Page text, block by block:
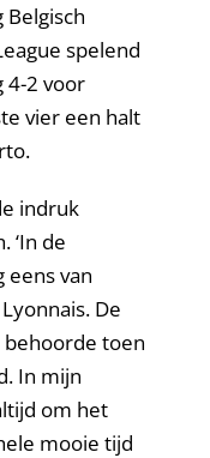
spelend
4-2 voor
vier een halt
indruk
‘In de
eens van
De
toen
In mijn
om het
mooie tijd